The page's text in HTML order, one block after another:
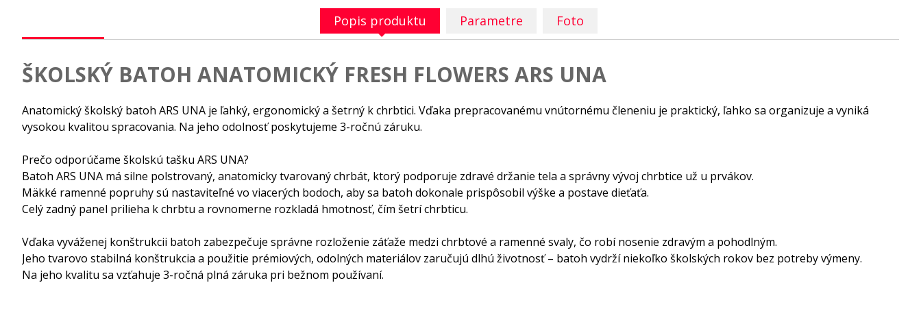
Popis produktu Parametre Foto
ŠKOLSKÝ BATOH ANATOMICKÝ FRESH FLOWERS ARS UNA
Anatomický školský batoh ARS UNA je ľahký, ergonomický a šetrný k chrbtici. Vďaka prepracovanému vnútornému členeniu je praktický, ľahko sa organizuje a vyniká
vysokou kvalitou spracovania. Na jeho odolnosť poskytujeme 3-ročnú záruku.
Prečo odporúčame školskú tašku ARS UNA?
Batoh ARS UNA má silne polstrovaný, anatomicky tvarovaný chrbát, ktorý podporuje zdravé držanie tela a správny vývoj chrbtice už u prvákov.
Mäkké ramenné popruhy sú nastaviteľné vo viacerých bodoch, aby sa batoh dokonale prispôsobil výške a postave dieťaťa.
Celý zadný panel prilieha k chrbtu a rovnomerne rozkladá hmotnosť, čím šetrí chrbticu.
Vďaka vyváženej konštrukcii batoh zabezpečuje správne rozloženie záťaže medzi chrbtové a ramenné svaly, čo robí nosenie zdravým a pohodlným.
Jeho tvarovo stabilná konštrukcia a použitie prémiových, odolných materiálov zaručujú dlhú životnosť – batoh vydrží niekoľko školských rokov bez potreby výmeny.
Na jeho kvalitu sa vzťahuje 3-ročná plná záruka pri bežnom používaní.